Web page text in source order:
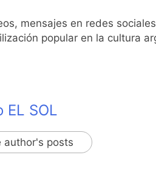
Masiva movilización al
1 Día Atrás
mensajes en redes
popular en la cultura
EL SOL
author's posts